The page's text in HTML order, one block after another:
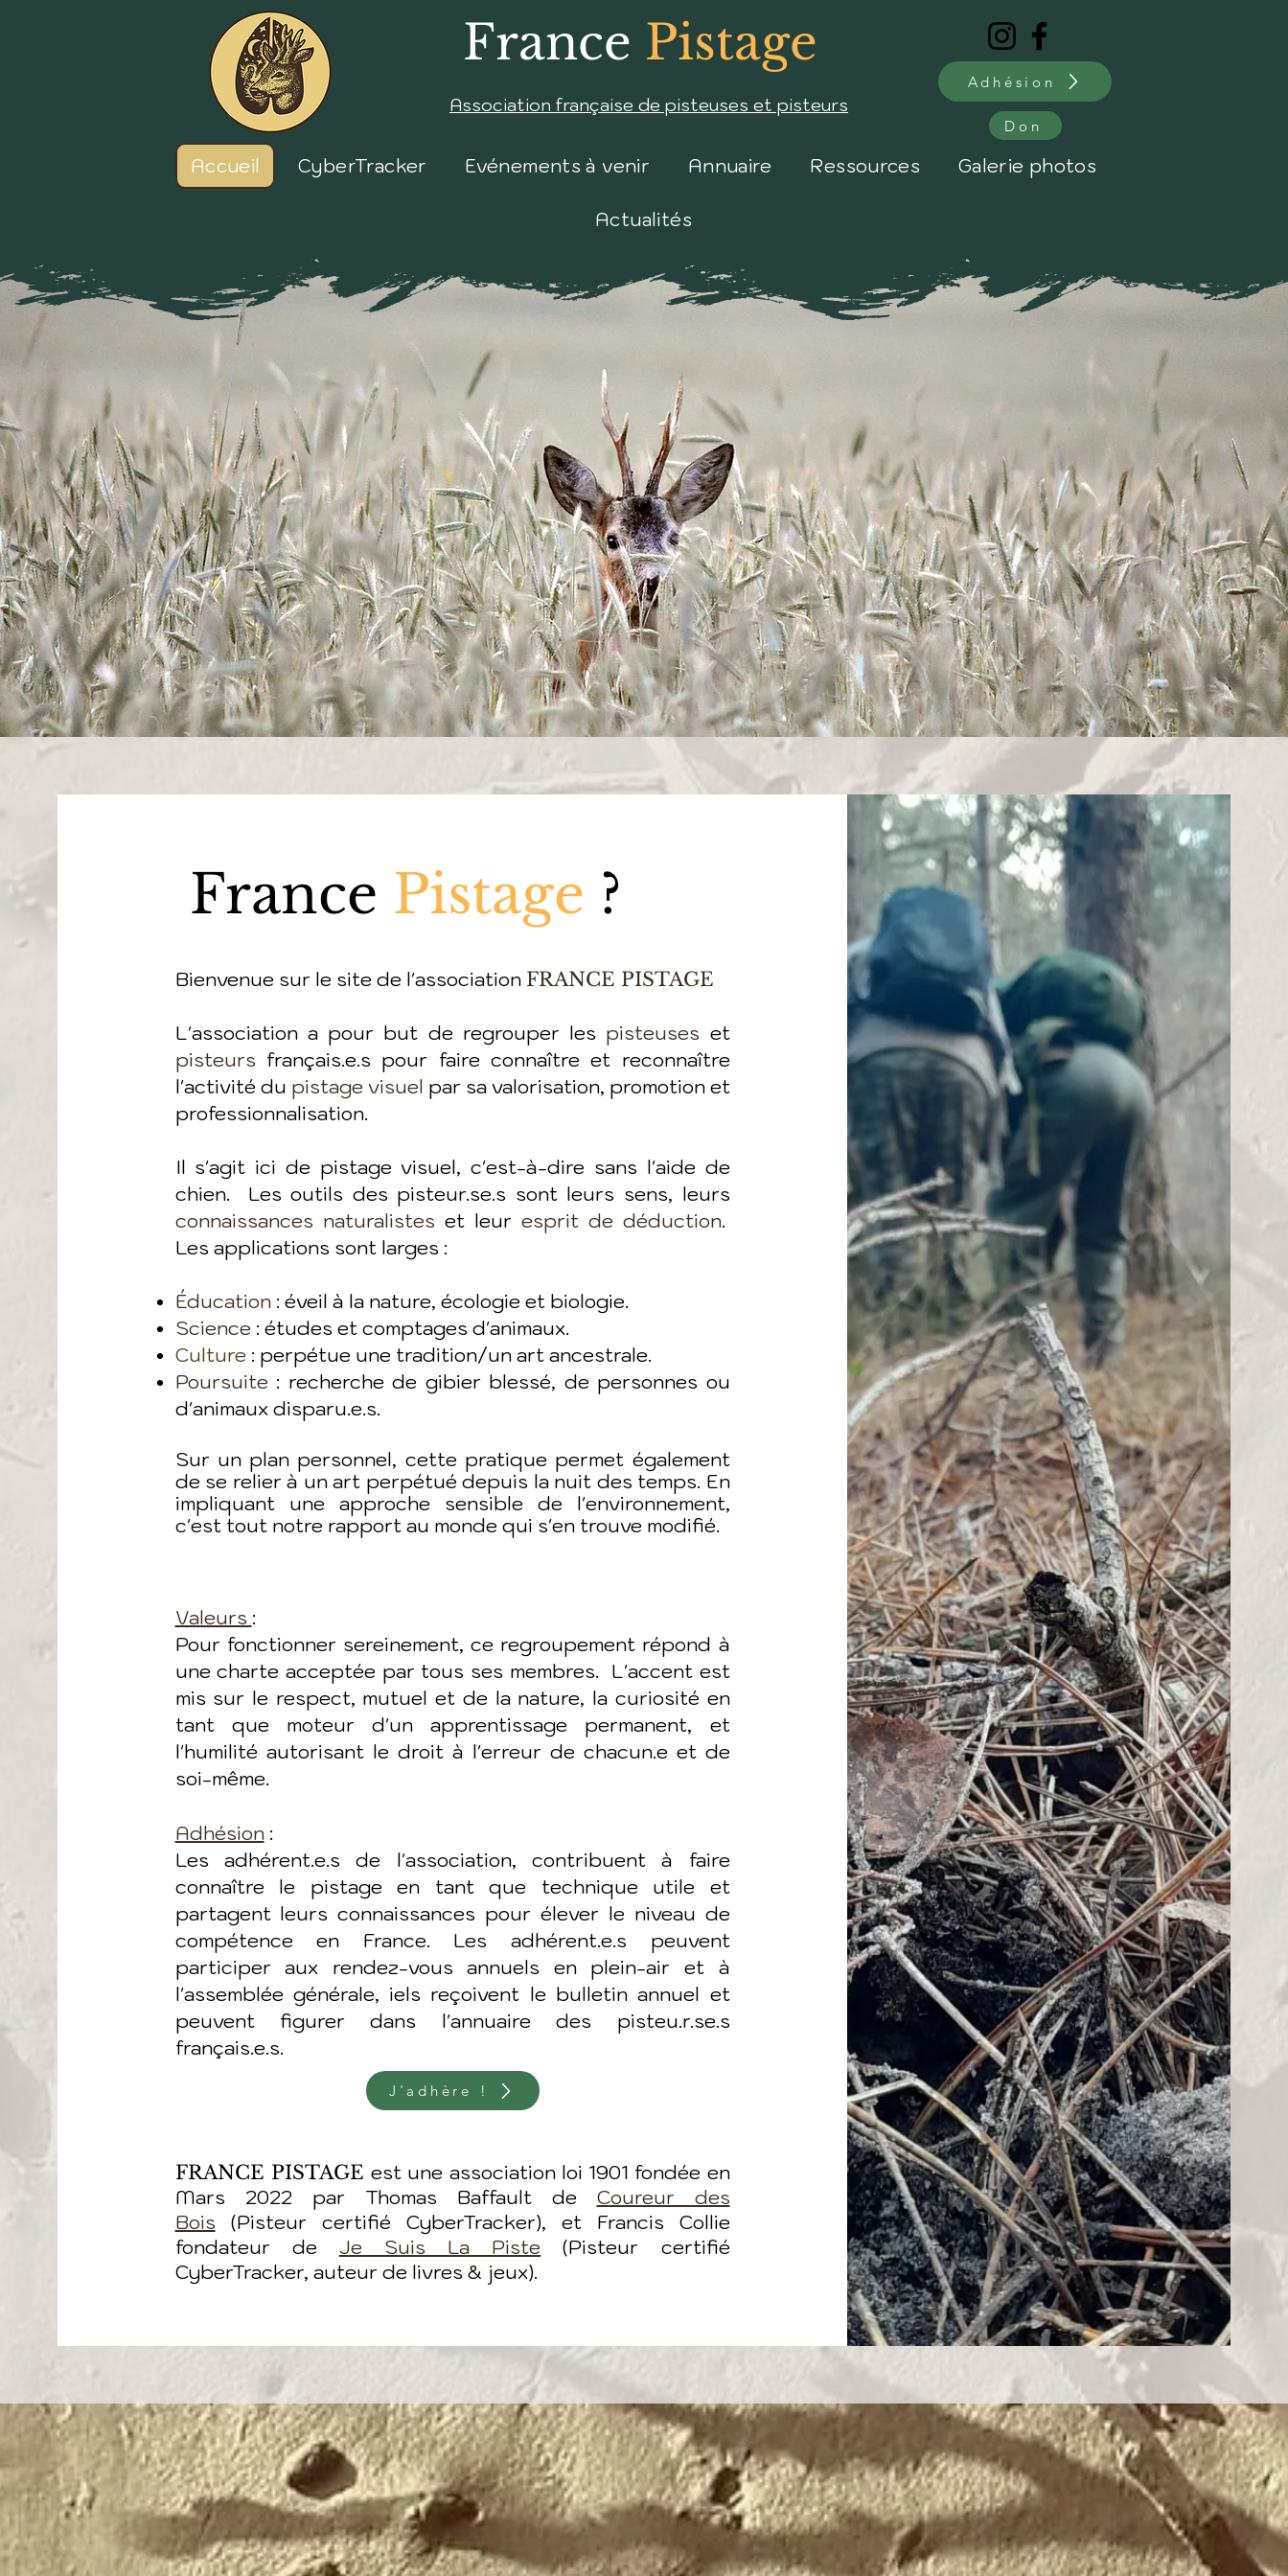
France Pistage
Association française de pisteuses et pisteurs
Adhésion
Don
Accueil CyberTracker Evénements à venir Annuaire Ressources Galerie photos
Actualités
France Pistage ?
Bienvenue sur le site de l'association FRANCE PISTAGE
L'association a pour but de regrouper les pisteuses et
pisteursfrançais.e.s pour faire connaître et reconnaître
l'activité du pistage visuel par sa valorisation, promotion et
professionnalisation.
Il s'agit ici de pistage visuel, c'est-à-dire sans l'aide de
chien. Les outils des pisteur.se.s sont leurs sens, leurs
connaissances naturalisteset leur esprit de déduction.
Les applications sont larges :
Éducation: éveil à la nature, écologie et biologie.
Science : études et comptages d'animaux.
Culture : perpétue une tradition/un art ancestrale.
Poursuite : recherche de gibier blessé, de personnes ou
d'animaux disparu.e.s.
Sur un plan personnel, cette pratique permet également
de se relier à un art perpétué depuis la nuit des temps. En
impliquant une approche sensible de l'environnement,
c'est tout notre rapport au monde qui s'en trouve modifié.
Valeurs :
Pour fonctionner sereinement, ce regroupement répond à
une charte acceptée par tous ses membres. L'accent est
mis sur le respect, mutuel et de la nature, la curiosité en
tant que moteur d'un apprentissage permanent, et
l'humilité autorisant le droit à l'erreur de chacun.e et de
soi-même.
Adhésion :
Les adhérent.e.s de l'association, contribuent à faire
connaître le pistage en tant que technique utile et
partagent leurs connaissances pour élever le niveau de
compétence en France. Les adhérent.e.s peuvent
participer aux rendez-vousannuels en plein-air et à
l'assemblée générale, iels reçoivent le bulletin annuel et
peuvent figurer dans l'annuaire des pisteu.r.se.s
français.e.s.
J'adhère !
FRANCE PISTAGEest une association loi 1901 fondée en
Mars 2022 par Thomas Baffault de Coureur des
Bois(Pisteur certifié CyberTracker), et Francis Collie
fondateur de Je Suis La Piste (Pisteur certifié
CyberTracker, auteur de livres & jeux).